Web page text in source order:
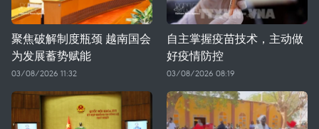
聚焦破解制度瓶颈 越南国会
为发展蓄势赋能
03/08/2026 11:32
自主掌握疫苗技术，主动做
好疫情防控
03/08/2026 08:19